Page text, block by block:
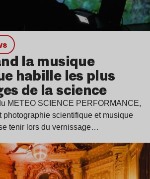
la musique
habille les plus
de la science
METEO SCIENCE PERFORMANCE,
photographie scientifique et musique
tenir lors du vernissage…